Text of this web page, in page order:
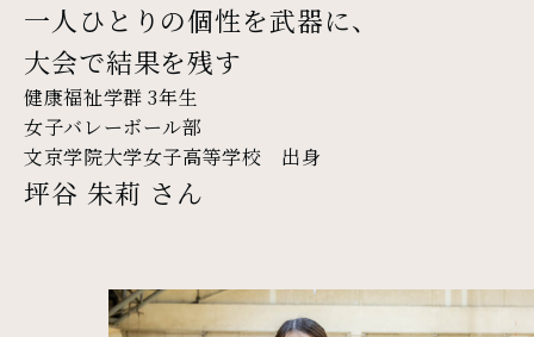
一人ひとりの個性を武器に、
大会で結果を残す
健康福祉学群 3年生
女子バレーボール部
文京学院大学女子高等学校 出身
坪谷 朱莉 さん